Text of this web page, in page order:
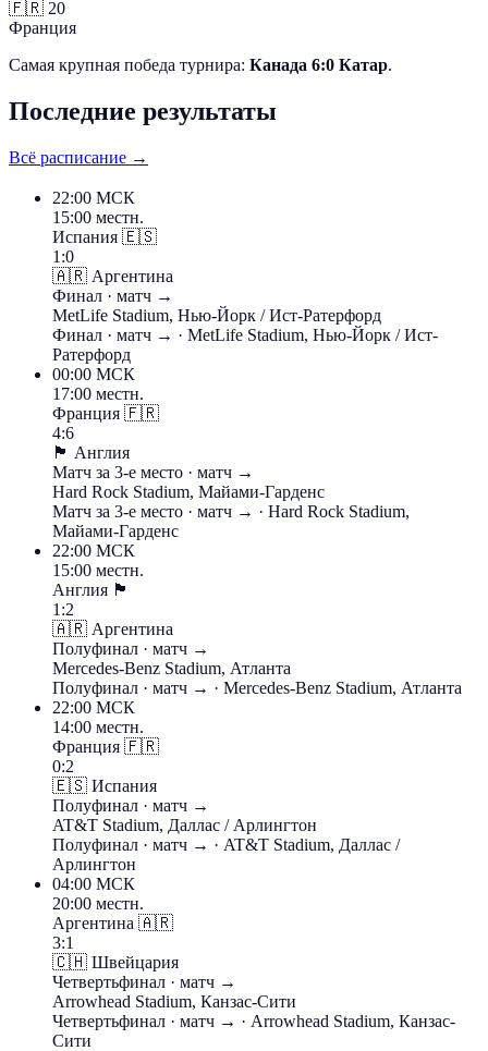
🇫🇷 20
Франция
Самая крупная победа турнира: Канада 6:0 Катар.
Последние результаты
Всё расписание →
22:00 МСК
15:00 местн.
Испания 🇪🇸
1:0
🇦🇷 Аргентина
Финал · матч →
MetLife Stadium, Нью-Йорк / Ист-Ратерфорд
Финал · матч → · MetLife Stadium, Нью-Йорк / Ист-
Ратерфорд
00:00 МСК
17:00 местн.
Франция 🇫🇷
4:6
🏴󠁧󠁢󠁥󠁮󠁧󠁿 Англия
Матч за 3-е место · матч →
Hard Rock Stadium, Майами-Гарденс
Матч за 3-е место · матч → · Hard Rock Stadium,
Майами-Гарденс
22:00 МСК
15:00 местн.
Англия 🏴󠁧󠁢󠁥󠁮󠁧󠁿
1:2
🇦🇷 Аргентина
Полуфинал · матч →
Mercedes-Benz Stadium, Атланта
Полуфинал · матч → · Mercedes-Benz Stadium, Атланта
22:00 МСК
14:00 местн.
Франция 🇫🇷
0:2
🇪🇸 Испания
Полуфинал · матч →
AT&T Stadium, Даллас / Арлингтон
Полуфинал · матч → · AT&T Stadium, Даллас /
Арлингтон
04:00 МСК
20:00 местн.
Аргентина 🇦🇷
3:1
🇨🇭 Швейцария
Четвертьфинал · матч →
Arrowhead Stadium, Канзас-Сити
Четвертьфинал · матч → · Arrowhead Stadium, Канзас-
Сити